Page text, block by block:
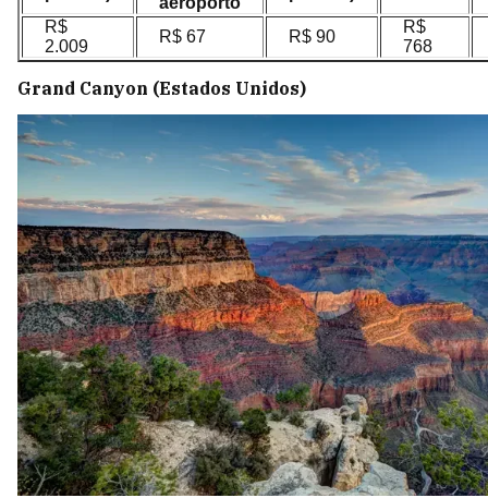
R$
2.009
R$ 67 R$ 90
R$
768
Grand Canyon (Estados Unidos)